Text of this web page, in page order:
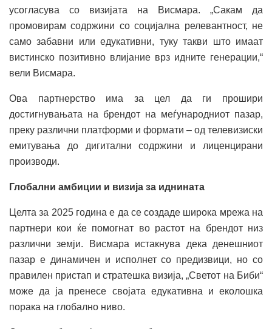
усогласува со визијата на Висмара. „Сакам да
промовирам содржини со социјална релевантност, не
само забавни или едукативни, туку такви што имаат
вистинско позитивно влијание врз идните генерации,“
вели Висмара.
Ова партнерство има за цел да ги прошири
достигнувањата на брендот на меѓународниот пазар,
преку различни платформи и формати – од телевизиски
емитувања до дигитални содржини и лиценцирани
производи.
Глобални амбиции и визија за иднината
Целта за 2025 година е да се создаде широка мрежа на
партнери кои ќе помогнат во растот на брендот низ
различни земји. Висмара истакнува дека денешниот
пазар е динамичен и исполнет со предизвици, но со
правилен пристап и стратешка визија, „Светот на Биби“
може да ја пренесе својата едукативна и еколошка
порака на глобално ниво.